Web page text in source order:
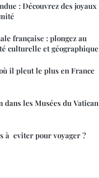
: Découvrez des joyaux
française : plongez au
culturelle et géographique
il pleut le plus en France
dans les Musées du Vatican
à eviter pour voyager ?